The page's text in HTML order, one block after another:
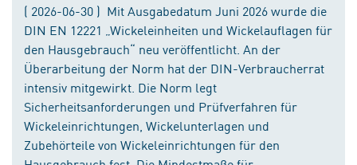
( 2026-06-30 ) Mit Ausgabedatum Juni 2026 wurde die
DIN EN 12221 „Wickeleinheiten und Wickelauflagen für
den Hausgebrauch“ neu veröffentlicht. An der
Überarbeitung der Norm hat der DIN-Verbraucherrat
intensiv mitgewirkt. Die Norm legt
Sicherheitsanforderungen und Prüfverfahren für
Wickeleinrichtungen, Wickelunterlagen und
Zubehörteile von Wickeleinrichtungen für den